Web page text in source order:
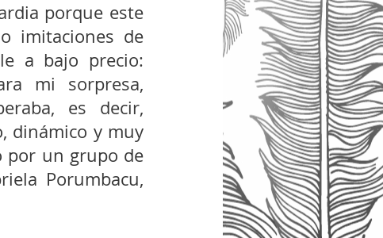
porque este
imitaciones de
a bajo precio:
mi sorpresa,
es decir,
dinámico y muy
por un grupo de
Porumbacu,